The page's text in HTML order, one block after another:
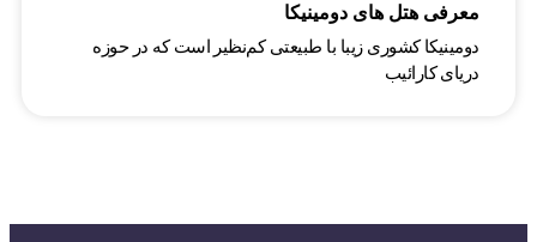
معرفی هتل‌ های دومینیکا
دومینیکا کشوری زیبا با طبیعتی کم‌نظیر است که در حوزه
دریای کارائیب